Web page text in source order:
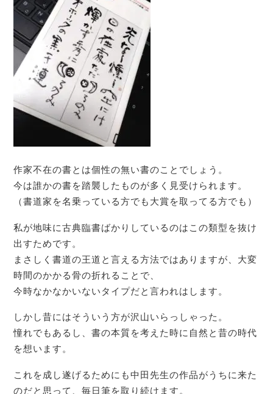
作家不在の書とは個性の無い書のことでしょう。
今は誰かの書を踏襲したものが多く見受けられます。
（書道家を名乗っている方でも大賞を取ってる方でも）
私が地味に古典臨書ばかりしているのはこの類型を抜け
出すためです。
まさしく書道の王道と言える方法ではありますが、大変
時間のかかる骨の折れることで、
今時なかなかいないタイプだと言われはします。
しかし昔にはそういう方が沢山いらっしゃった。
憧れでもあるし、書の本質を考えた時に自然と昔の時代
を想います。
これを成し遂げるためにも中田先生の作品がうちに来た
のだと思って、毎日筆を取り続けます。